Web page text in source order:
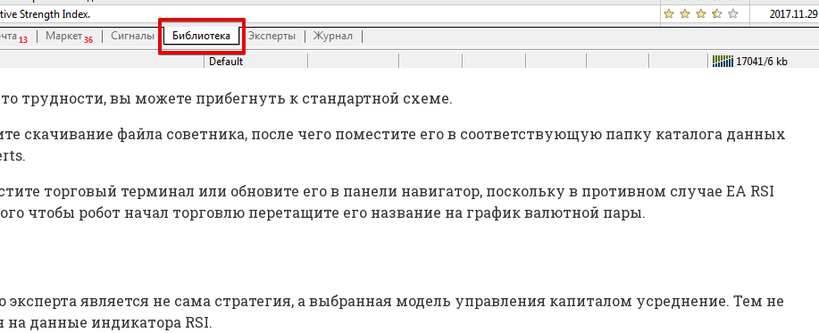
трудности, вы можете прибегнуть к стандартной схеме.
скачивание файла советника, после чего поместите его в соответствующую папку каталога данных
торговый терминал или обновите его в панели навигатор, поскольку в противном случае EA RSI
чтобы робот начал торговлю перетащите его название на график валютной пары.
является не сама стратегия, а выбранная модель управления капиталом усреднение. Тем не
на данные индикатора RSI.